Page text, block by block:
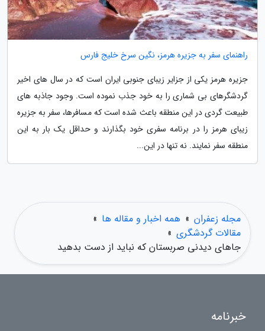
راهنمای سفر به جزیره هرمز، نگین سرخ خلیج فارس
جزیره هرمز یکی از جزایر زیبای جنوبی ایران است که در سال های اخیر
گردشگرهای بی شماری را به خود جذب نموده است. وجود جاذبه های
طبیعت گردی در این منطقه باعث شده است که مسافرها، سفر به جزیره
زیبای هرمز را در برنامه سفری خود بگذارند و حداقل یک بار به این
منطقه سفر نمایند. نه تنها در این...
مجله زعفران » همه اخبار و مقاله ها »
مقالات گردشگری »
جاهای دیدنی صربستان که نباید از دست بدهید
خبرنامه